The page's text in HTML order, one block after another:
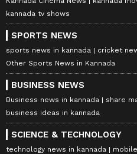
kannada tv shows
SPORTS NEWS
sports news in kannada
cricket
Other Sports News in Kannada
BUSINESS NEWS
Business news in kannada
share
business ideas in kannada
SCIENCE & TECHNOLOGY
technology news in kannada